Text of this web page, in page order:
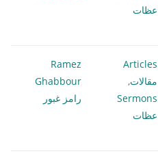
عظات
Articles
مقالات,
Sermons
عظات
Ramez
Ghabbour
رامز غبور